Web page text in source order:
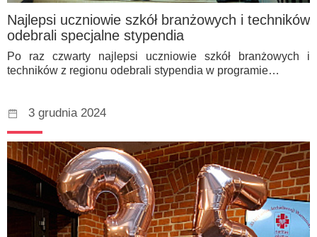
Najlepsi uczniowie szkół branżowych i techników
odebrali specjalne stypendia
Po raz czwarty najlepsi uczniowie szkół branżowych i
techników z regionu odebrali stypendia w programie…
3 grudnia 2024